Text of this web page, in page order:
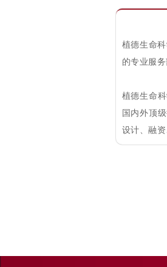
植德生命
的专业服务
植德生命
国内外顶
设计、融